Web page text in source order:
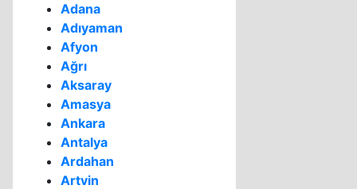
Adana
Adıyaman
Afyon
Ağrı
Aksaray
Amasya
Ankara
Antalya
Ardahan
Artvin